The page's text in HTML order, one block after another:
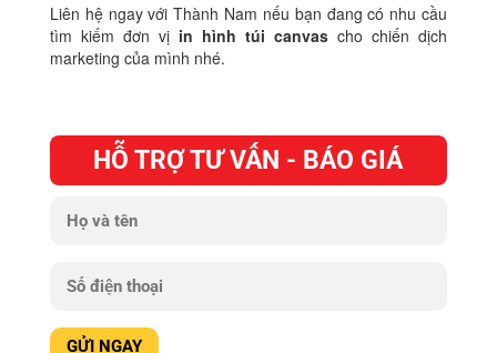
Liên hệ ngay với Thành Nam nếu bạn đang có nhu cầu
tìm kiếm đơn vịin hình túi canvascho chiến dịch
marketing của mình nhé.
HỖ TRỢ TƯ VẤN - BÁO GIÁ